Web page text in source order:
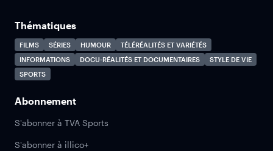
Thématiques
FILMS SÉRIES HUMOUR
TÉLÉRÉALITÉS ET VARIÉTÉS
INFORMATIONS
DOCU-RÉALITÉS ET DOCUMENTAIRES
STYLE DE VIE
SPORTS
Abonnement
S'abonner à TVA Sports
S'abonner à illico+